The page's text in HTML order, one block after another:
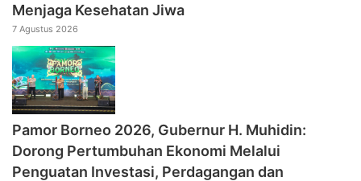
Menjaga Kesehatan Jiwa
7 Agustus 2026
Pamor Borneo 2026, Gubernur H. Muhidin:
Dorong Pertumbuhan Ekonomi Melalui
Penguatan Investasi, Perdagangan dan